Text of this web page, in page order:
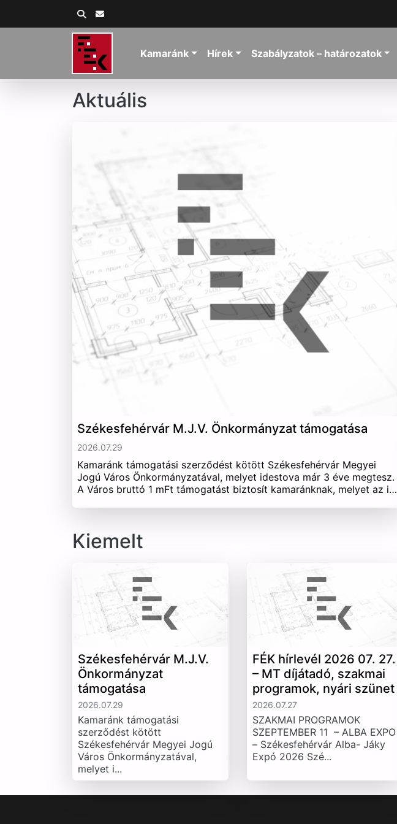
Kamaránk Hírek Szabályzatok – határozatok
Aktuális
Székesfehérvár M.J.V. Önkormányzat támogatása
2026.07.29
Kamaránk támogatási szerződést kötött Székesfehérvár Megyei
Jogú Város Önkormányzatával, melyet idestova már 3 éve megtesz.
A Város bruttó 1 mFt támogatást biztosít kamaránknak, melyet az i…
Kiemelt
Székesfehérvár M.J.V.
Önkormányzat
támogatása
2026.07.29
Kamaránk támogatási
szerződést kötött
Székesfehérvár Megyei Jogú
Város Önkormányzatával,
melyet i...
FÉK hírlevél 2026 07. 27.
– MT díjátadó, szakmai
programok, nyári szünet
2026.07.27
SZAKMAI PROGRAMOK
SZEPTEMBER 11 – ALBA EXPO
– Székesfehérvár Alba- Jáky
Expó 2026 Szé...